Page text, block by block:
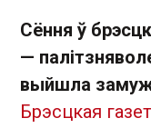
Cёння ў
—
выйшла
Брэсцкая